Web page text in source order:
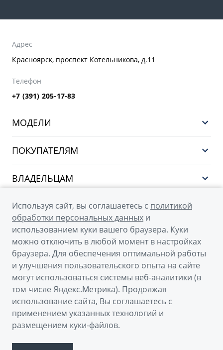
Адрес
Красноярск, проспект Котельникова, д.11
Телефон
+7 (391) 205-17-83
МОДЕЛИ
EX5
CITYRAY
ATLAS
OKAVANGO
MONJARO
Архивные модели
ПОКУПАТЕЛЯМ
Финансы и услуги
ВЛАДЕЛЬЦАМ
Поддержка
О КОМПАНИИ
О бренде GEELY
О дилерском центре
Новости
Наша команда
Правовая информация
Контакты
© 2026
Официальный сайт Geely в России
Политика обработки персональных данных
Правовая информация
Используя сайт, вы соглашаетесь с политикой
обработки персональных данных и
использованием куки вашего браузера. Куки
можно отключить в любой момент в настройках
браузера. Для обеспечения оптимальной работы
и улучшения пользовательского опыта на сайте
могут использоваться системы веб-аналитики (в
том числе Яндекс.Метрика). Продолжая
использование сайта, Вы соглашаетесь с
применением указанных технологий и
размещением куки-файлов.